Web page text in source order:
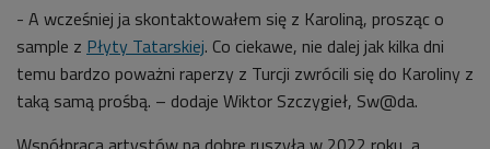
- A wcześniej ja skontaktowałem się z Karoliną, prosząc o
sample z Płyty Tatarskiej. Co ciekawe, nie dalej jak kilka dni
temu bardzo poważni raperzy z Turcji zwrócili się do Karoliny z
taką samą prośbą. – dodaje Wiktor Szczygieł, Sw@da.